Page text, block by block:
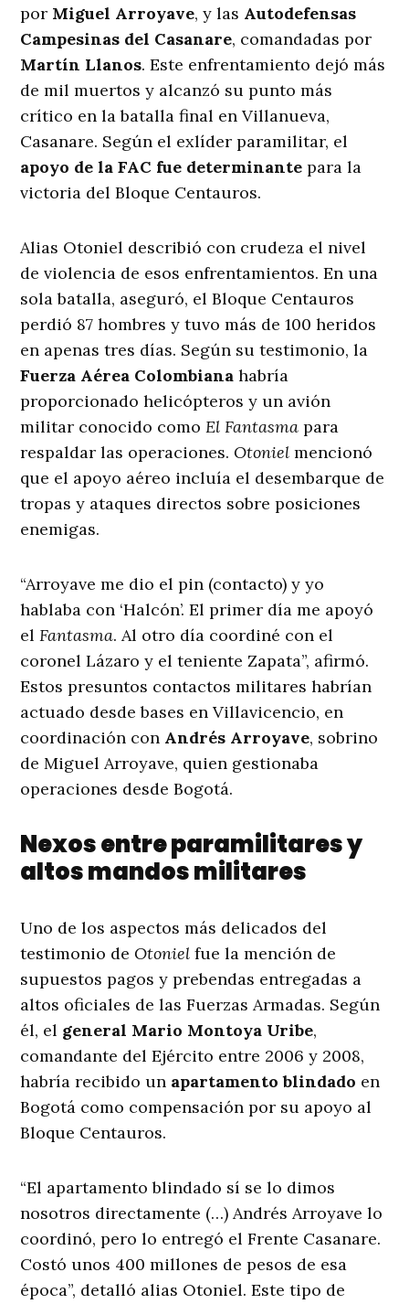
por Miguel Arroyave, y las Autodefensas
Campesinas del Casanare, comandadas por
Martín Llanos. Este enfrentamiento dejó más
de mil muertos y alcanzó su punto más
crítico en la batalla final en Villanueva,
Casanare. Según el exlíder paramilitar, el
apoyo de la FAC fue determinante para la
victoria del Bloque Centauros.
Alias Otoniel describió con crudeza el nivel
de violencia de esos enfrentamientos. En una
sola batalla, aseguró, el Bloque Centauros
perdió 87 hombres y tuvo más de 100 heridos
en apenas tres días. Según su testimonio, la
Fuerza Aérea Colombiana habría
proporcionado helicópteros y un avión
militar conocido comoEl Fantasma para
respaldar las operaciones.Otoniel mencionó
que el apoyo aéreo incluía el desembarque de
tropas y ataques directos sobre posiciones
enemigas.
“Arroyave me dio el pin (contacto) y yo
hablaba con ‘Halcón’. El primer día me apoyó
elFantasma. Al otro día coordiné con el
coronel Lázaro y el teniente Zapata”, afirmó.
Estos presuntos contactos militares habrían
actuado desde bases en Villavicencio, en
coordinación con Andrés Arroyave, sobrino
de Miguel Arroyave, quien gestionaba
operaciones desde Bogotá.
Nexos entre paramilitares y
altos mandos militares
Uno de los aspectos más delicados del
testimonio deOtoniel fue la mención de
supuestos pagos y prebendas entregadas a
altos oficiales de las Fuerzas Armadas. Según
él, el general Mario Montoya Uribe,
comandante del Ejército entre 2006 y 2008,
habría recibido un apartamento blindado en
Bogotá como compensación por su apoyo al
Bloque Centauros.
“El apartamento blindado sí se lo dimos
nosotros directamente (…) Andrés Arroyave lo
coordinó, pero lo entregó el Frente Casanare.
Costó unos 400 millones de pesos de esa
época”, detalló alias Otoniel. Este tipo de